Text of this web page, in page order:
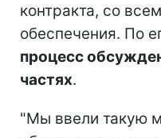
контракта, со
обеспечения. По
процесс
частях.
"Мы ввели такую